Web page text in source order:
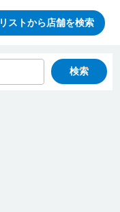
リストから店舗を検索
検索